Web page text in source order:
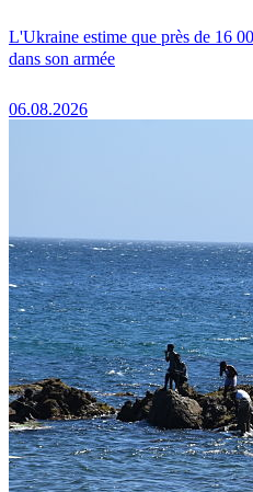
L'Ukraine estime que près de 16
dans son armée
06.08.2026